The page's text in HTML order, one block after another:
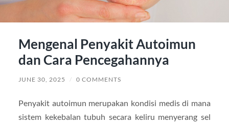
Mengenal Penyakit Autoimun
dan Cara Pencegahannya
JUNE 30, 2025 / 0 COMMENTS
Penyakit autoimun merupakan kondisi medis di mana
sistem kekebalan tubuh secara keliru menyerang sel